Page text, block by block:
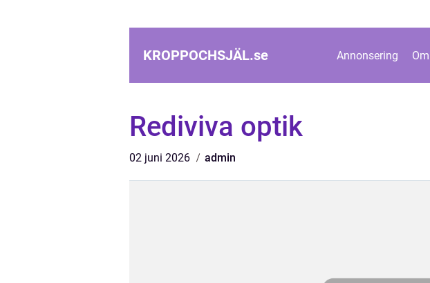
KROPPOCHSJÄL.se Annonsering
Rediviva optik
02 juni 2026 admin